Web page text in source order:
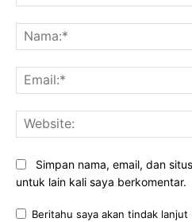
Simpan nama, email, dan
untuk lain kali saya berkomentar.
Beritahu saya akan tindak